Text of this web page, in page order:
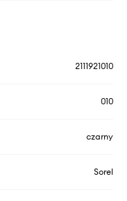
2111921010
010
czarny
Sorel